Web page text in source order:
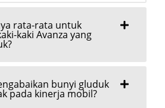
rata-rata untuk
kaki Avanza yang
bunyi gluduk
pada kinerja mobil?